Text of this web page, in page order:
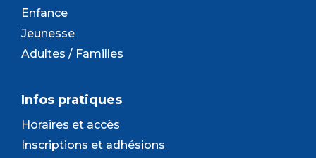
Enfance
Jeunesse
Adultes / Familles
Infos pratiques
Horaires et accès
Inscriptions et adhésions